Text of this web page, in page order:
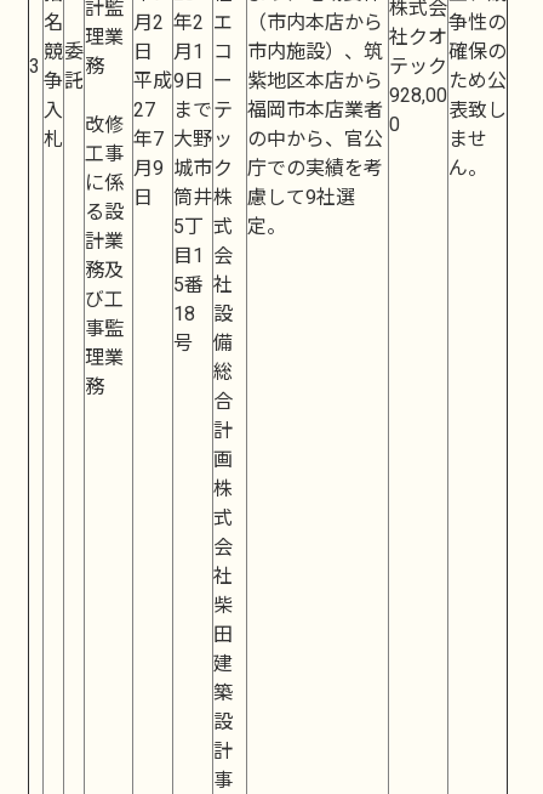
3
名
競
争
入
札
委
託
計監
理業
務
改修
工事
に係
る設
計業
務及
び工
事監
理業
務
月2
日
平成
27
年7
月9
日
年2
月1
9日
まで
大野
城市
筒井
5丁
目1
5番
18
号
エ
コ
ー
テ
ッ
ク
株
式
会
社
設
備
総
合
計
画
株
式
会
社
柴
田
建
築
設
計
事
（市内本店から
市内施設）、筑
紫地区本店から
福岡市本店業者
の中から、官公
庁での実績を考
慮して9社選
定。
株式会
社クオ
テック
928,00
0
争性の
確保の
ため公
表致し
ませ
ん。